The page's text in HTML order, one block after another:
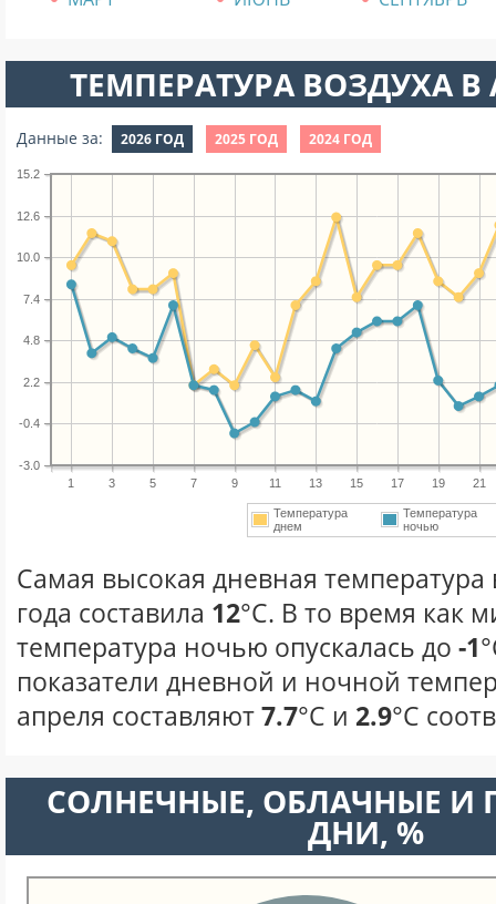
ТЕМПЕРАТУРА ВОЗДУХА В
Данные за: 2026 ГОД 2025 ГОД 2024 ГОД
1 3 5 7 9 11 13 15 17 19 21
-3.0
-0.4
2.2
4.8
7.4
10.0
12.6
15.2
Температура
днем
Температура
ночью
Самая высокая дневная температура
года составила 12°С. В то время как
температура ночью опускалась до -1
показатели дневной и ночной
апреля составляют7.7°С и 2.9°С
CОЛНЕЧНЫЕ, ОБЛАЧНЫЕ И
ДНИ, %